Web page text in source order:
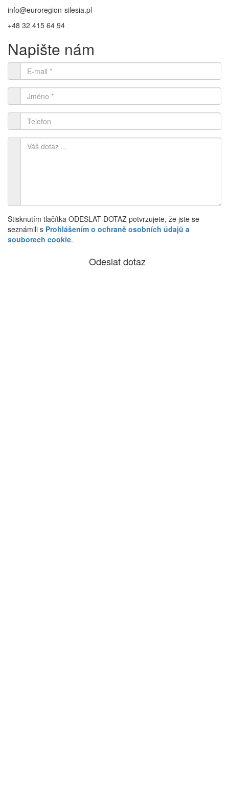
info@euroregion-silesia.pl
+48 32 415 64 94
Napište nám
Stisknutím tlačítka ODESLAT DOTAZ potvrzujete, že jste se
seznámili s Prohlášením o ochraně osobních údajů a
souborech cookie.
Odeslat dotaz